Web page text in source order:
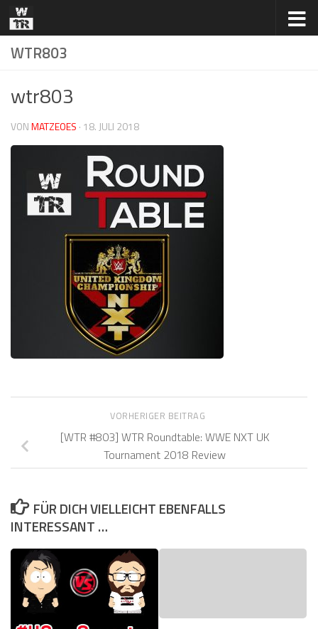
Zum Inhalt springen
WTR803
wtr803
VONMATZEOES · 18. JULI 2018
VORHERIGER BEITRAG
[WTR #803] WTR Roundtable: WWE NXT UK
Tournament 2018 Review
FÜR DICH VIELLEICHT EBENFALLS
INTERESSANT …